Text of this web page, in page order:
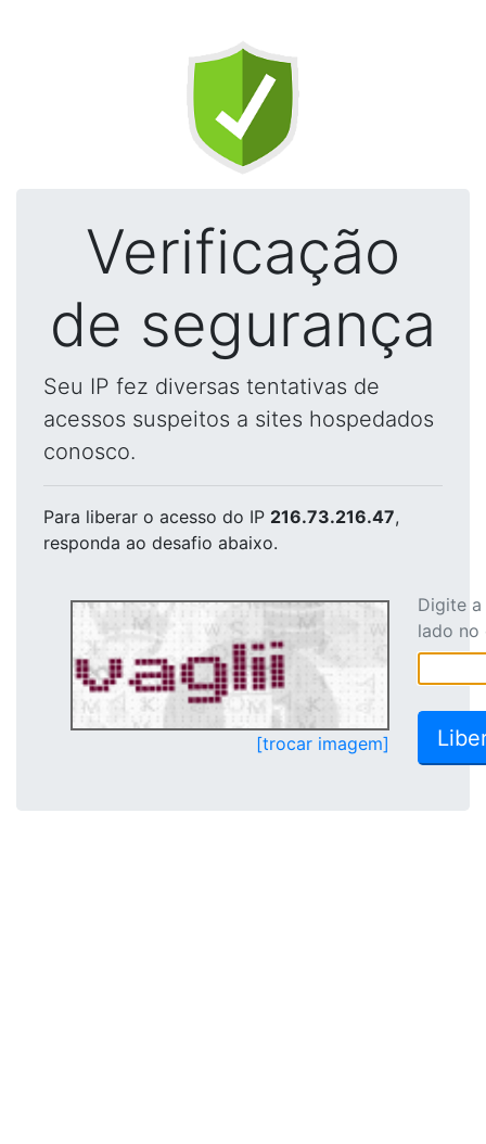
Verificação
de segurança
Seu IP fez diversas tentativas de
acessos suspeitos a sites hospedados
conosco.
Para liberar o acesso do IP 216.73.216.47,
responda ao desafio abaixo.
[trocar imagem]
Digite
lado no